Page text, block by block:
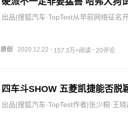
出品|搜狐汽车·TopTest从早前网络征名
了…
原创 2020.12.22 · 157.3万+阅读 · 20评论
四车斗SHOW 五菱凯捷能否脱
出品|搜狐汽车·TopTest作者|张少桐·王